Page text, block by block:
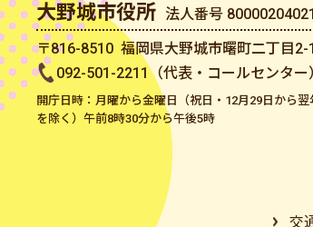
大野城市役所
法人番号
〒816-8510 福岡県大野城市曙町二丁目2-1
092-501-2211（代表・コールセンター）
開庁日時：月曜から金曜日（祝日・12月29日から翌
を除く）午前8時30分から午後5時
交